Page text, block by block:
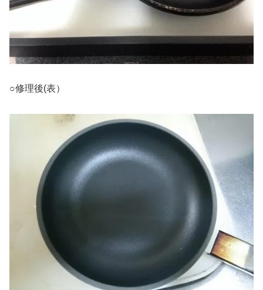
○修理後(表）